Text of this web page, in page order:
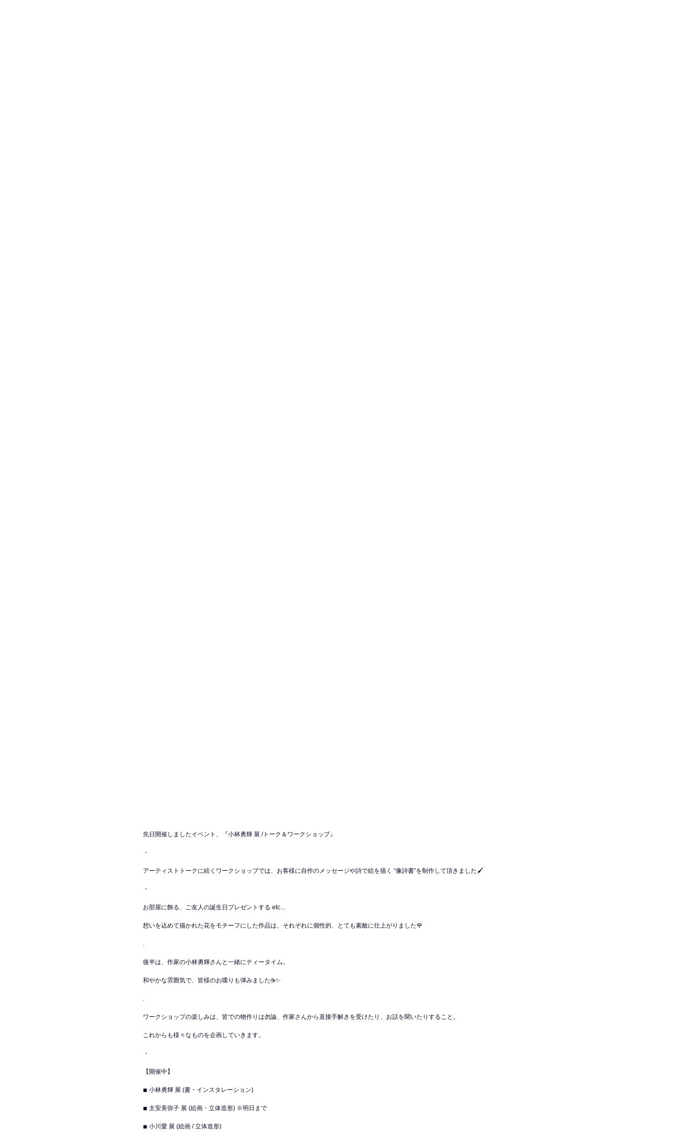
先日開催しましたイベント、『小林勇輝 展 /トーク＆ワークショップ』
・
アーティストトークに続くワークショップでは、お客様に自作のメッセージや詩で絵を描く “像詩書”を制作して頂きました🖌
・
お部屋に飾る、ご友人の誕生日プレゼントする etc…
想いを込めて描かれた花をモチーフにした作品は、それぞれに個性的、とても素敵に仕上がりました🌹
後半は、作家の小林勇輝さんと一緒にティータイム。
和やかな雰囲気で、皆様のお喋りも弾みました☕️✨
ワークショップの楽しみは、皆での物作りは勿論、作家さんから直接手解きを受けたり、お話を聞いたりすること。
これからも様々なものを企画していきます。
・
【開催中】
◾︎ 小林勇輝 展 (書・インスタレーション)
◾︎ 太安美弥子 展 (絵画・立体造形) ※明日まで
◾︎ 小川愛 展 (絵画 / 立体造形)